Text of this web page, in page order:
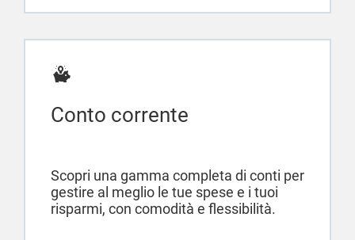
Conto corrente
Scopri una gamma completa di conti per
gestire al meglio le tue spese e i tuoi
risparmi, con comodità e flessibilità.